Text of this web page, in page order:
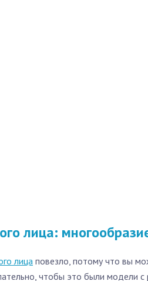
лица:
лица повезло, потому что вы
чтобы это были модели с